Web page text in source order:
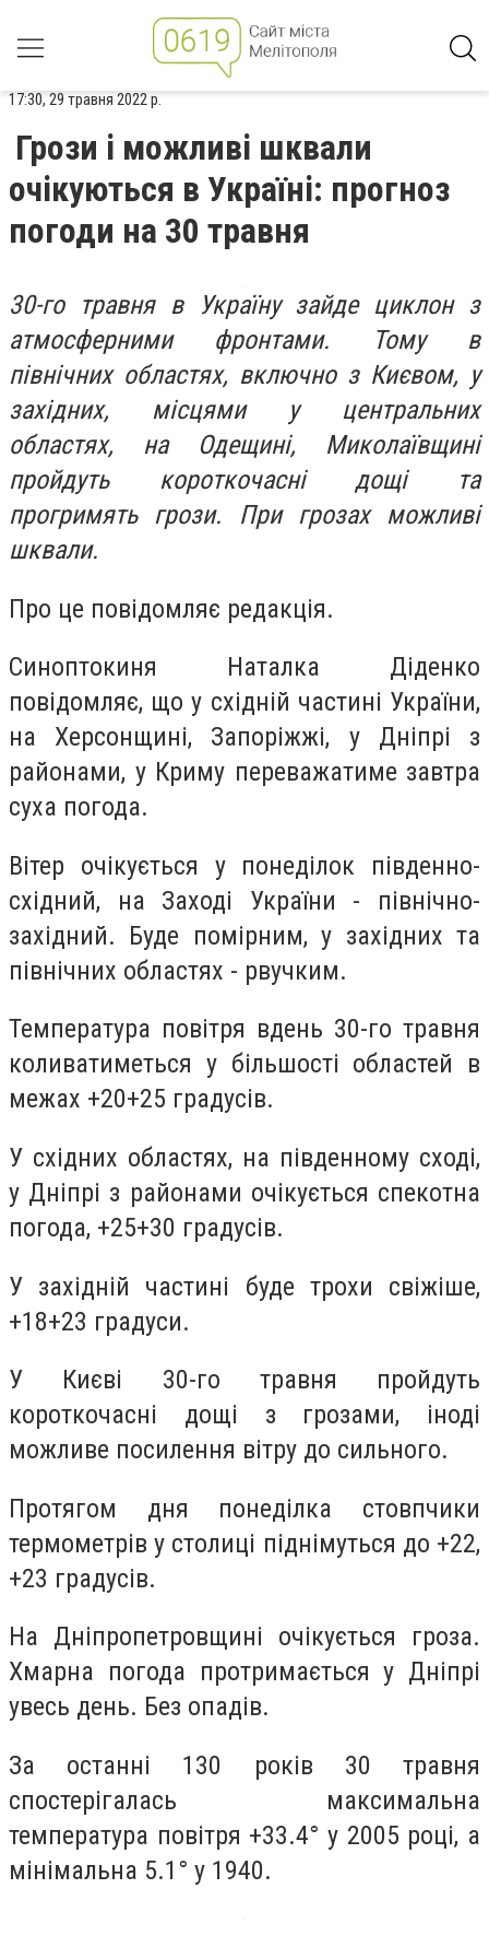
17:30, 29 травня 2022 р.
Грози і можливі шквали
очікуються в Україні: прогноз
погоди на 30 травня
30-го травня в Україну зайде циклон з
атмосферними фронтами. Тому в
північних областях, включно з Києвом, у
західних, місцями у центральних
областях, на Одещині, Миколаївщині
пройдуть короткочасні дощі та
прогримять грози. При грозах можливі
шквали.
Про це повідомляє редакція.
Синоптокиня Наталка Діденко
повідомляє, що у східній частині України,
на Херсонщині, Запоріжжі, у Дніпрі з
районами, у Криму переважатиме завтра
суха погода.
Вітер очікується у понеділок південно-
східний, на Заході України - північно-
західний. Буде помірним, у західних та
північних областях - рвучким.
Температура повітря вдень 30-го травня
коливатиметься у більшості областей в
межах +20+25 градусів.
У східних областях, на південному сході,
у Дніпрі з районами очікується спекотна
погода, +25+30 градусів.
У західній частині буде трохи свіжіше,
+18+23 градуси.
У Києві 30-го травня пройдуть
короткочасні дощі з грозами, іноді
можливе посилення вітру до сильного.
Протягом дня понеділка стовпчики
термометрів у столиці піднімуться до +22,
+23 градусів.
На Дніпропетровщині очікується гроза.
Хмарна погода протримається у Дніпрі
увесь день. Без опадів.
За останні 130 років 30 травня
спостерігалась максимальна
температура повітря +33.4° у 2005 році, а
мінімальна 5.1° у 1940.